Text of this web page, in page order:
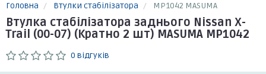
Головна Втулки стабілізатора MP1042 MASUMA
Втулка стабілізатора заднього Nissan X-
Trail (00-07) (Кратно 2 шт) MASUMA MP1042
0 відгуків